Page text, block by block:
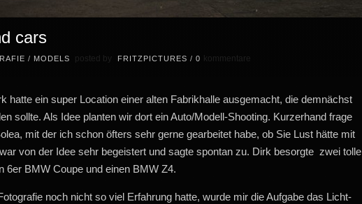
cars
/ MODELS posted by FRITZPICTURES / 0 kommentare
hatte ein super Location einer alten Fabrikhalle ausgemacht, die demnächst
sollte. Als Idee planten wir dort ein Auto/Modell-Shooting. Kurzerhand frage
mit der ich schon öfters sehr gerne gearbeitet habe, ob Sie Lust hätte mit
von der Idee sehr begeistert und sagte spontan zu. Dirk besorgte zwei tolle
6er BMW Coupe und einen BMW Z4.
noch nicht so viel Erfahrung hatte, wurde mir die Aufgabe das Licht-